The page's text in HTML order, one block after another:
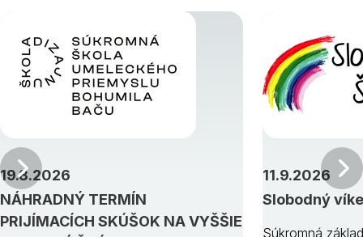
NÁHRADNÝ TERMÍN
PRIJÍMACÍCH SKÚŠOK NA VYŠŠIE
19.8.2026
Slobodný
11.9.2026
Súkromná
Predchádzajúci